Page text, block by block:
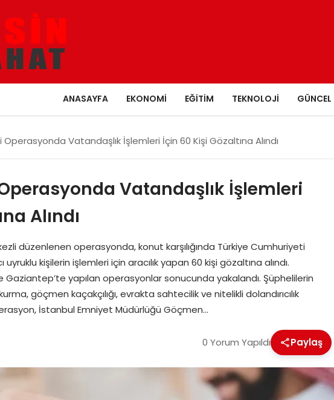
ANASAYFA EKONOMI EĞITIM TEKNOLOJI GÜNCEL
Vatandaşlık İşlemleri İçin 60 Kişi Gözaltına Alındı
Vatandaşlık İşlemleri
Alındı
düzenlenen operasyonda, konut karşılığında Türkiye Cumhuriyeti
kişilerin işlemleri için aracılık yapan 60 kişi gözaltına alındı.
Gaziantep’te yapılan operasyonlar sonucunda yakalandı. Şüphelilerin
göçmen kaçakçılığı, evrakta sahtecilik ve nitelikli dolandırıcılık
İstanbul Emniyet Müdürlüğü Göçmen…
0 Yorum Yapıldı Paylaş